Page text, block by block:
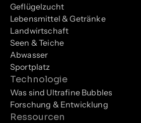
Geflügelzucht
Lebensmittel & Getränke
Landwirtschaft
Seen & Teiche
Abwasser
Sportplatz
Technologie
Was sind Ultrafine Bubbles
Forschung & Entwicklung
Ressourcen